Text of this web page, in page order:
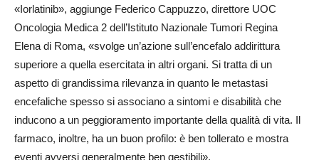
«Iorlatinib», aggiunge Federico Cappuzzo, direttore UOC
Oncologia Medica 2 dell’Istituto Nazionale Tumori Regina
Elena di Roma, «svolge un’azione sull’encefalo addirittura
superiore a quella esercitata in altri organi. Si tratta di un
aspetto di grandissima rilevanza in quanto le metastasi
encefaliche spesso si associano a sintomi e disabilità che
inducono a un peggioramento importante della qualità di vita. Il
farmaco, inoltre, ha un buon profilo: è ben tollerato e mostra
eventi avversi generalmente ben gestibili».